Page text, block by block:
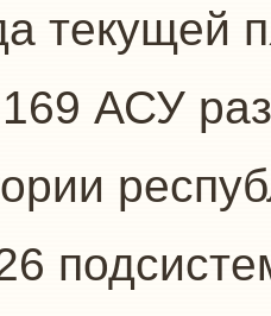
текущей
АСУ